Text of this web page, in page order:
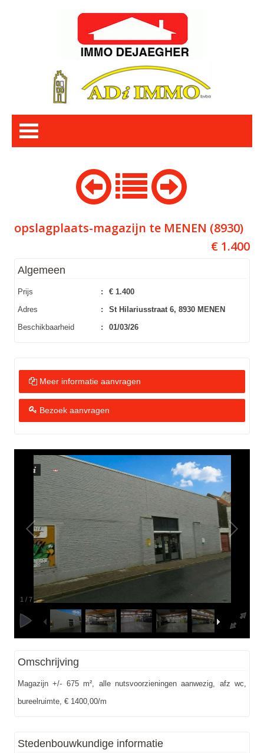
opslagplaats-magazijn te MENEN (8930)
€ 1.400
Algemeen
Prijs :
€ 1.400
Adres
:
St Hilariusstraat 6, 8930 MENEN
Beschikbaarheid
: 01/03/26
Meer informatie aanvragen
Bezoek aanvragen
1 /7
Omschrijving
Magazijn +/- 675 m², alle nutsvoorzieningen aanwezig, afz wc,
bureelruimte, € 1400,00/m
Stedenbouwkundige informatie